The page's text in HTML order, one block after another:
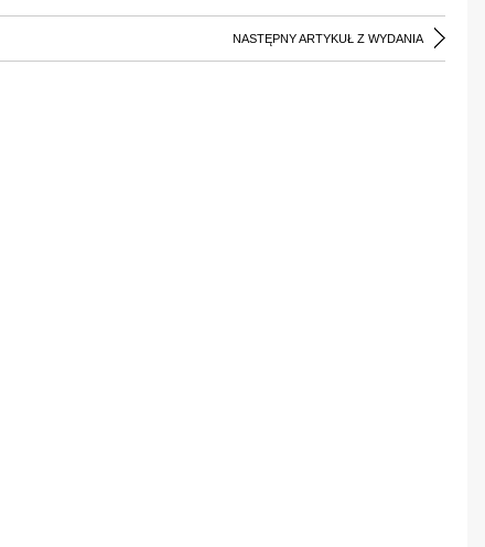
NASTĘPNY ARTYKUŁ Z WYDANIA